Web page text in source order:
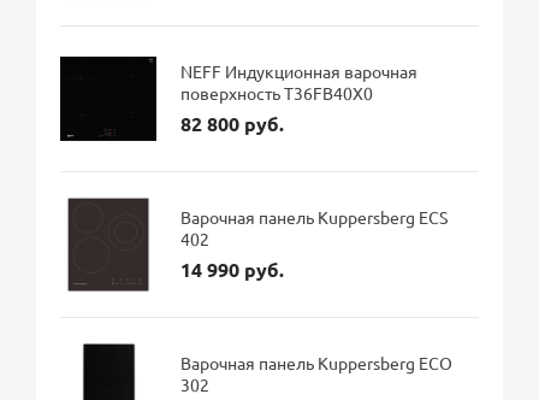
NEFF Индукционная варочная
поверхность T36FB40X0
82 800 руб.
Варочная панель Kuppersberg ECS
402
14 990 руб.
Варочная панель Kuppersberg ECO
302